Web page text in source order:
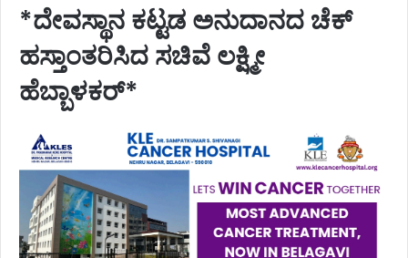
*ದೇವಸ್ಥಾನ ಕಟ್ಟಡ ಅನುದಾನದ ಚೆಕ್
ಹಸ್ತಾಂತರಿಸಿದ ಸಚಿವೆ ಲಕ್ಷ್ಮೀ
ಹೆಬ್ಬಾಳಕರ್*